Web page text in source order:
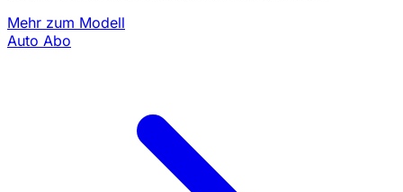
Mehr zum Modell
Auto Abo